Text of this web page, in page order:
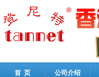
首 页 公司介绍